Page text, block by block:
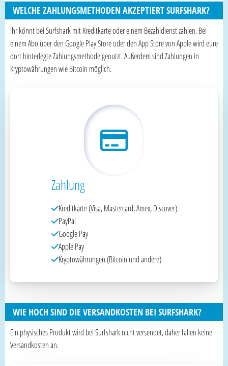
WELCHE ZAHLUNGSMETHODEN AKZEPTIERT SURFSHARK?
Ihr könnt bei Surfshark mit Kreditkarte oder einem Bezahldienst zahlen. Bei
einem Abo über den Google Play Store oder den App Store von Apple wird eure
dort hinterlegte Zahlungsmethode genutzt. Außerdem sind Zahlungen in
Kryptowährungen wie Bitcoin möglich.
Zahlung
Kreditkarte (Visa, Mastercard, Amex, Discover)
PayPal
Google Pay
Apple Pay
Kryptowährungen (Bitcoin und andere)
WIE HOCH SIND DIE VERSANDKOSTEN BEI SURFSHARK?
Ein physisches Produkt wird bei Surfshark nicht versendet, daher fallen keine
Versandkosten an.